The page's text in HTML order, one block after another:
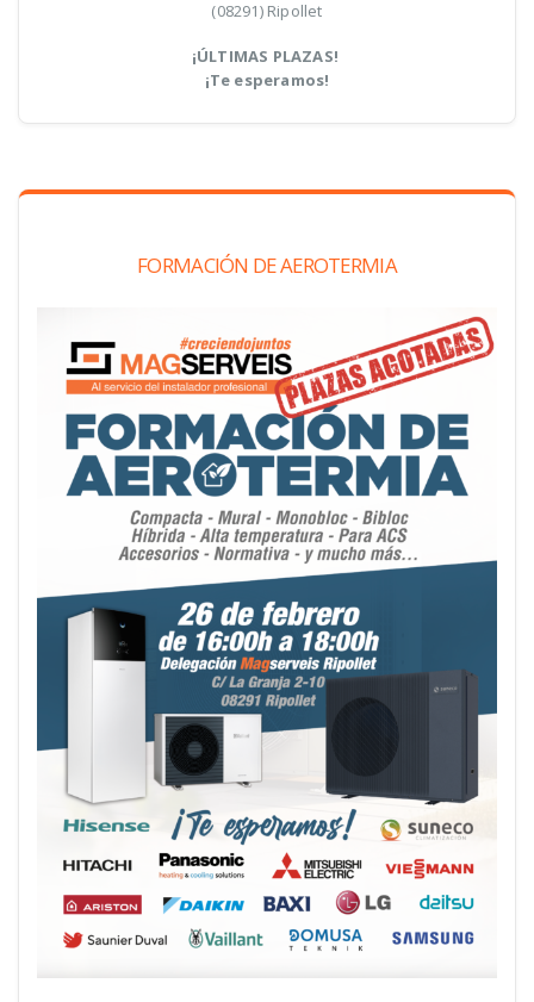
(08291) Ripollet
¡ÚLTIMAS PLAZAS!
¡Te esperamos!
FORMACIÓN DE AEROTERMIA